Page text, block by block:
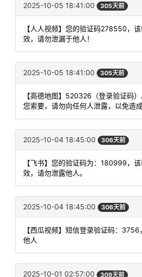
2025-10-05 18:41:00 305天前
【人人视频】您的验证码278550，
效，请勿泄漏于他人！
2025-10-05 18:41:00 305天前
【高德地图】520326（登录验证码
您索要，请勿向任何人泄露，以免造
2025-10-04 18:45:00 306天前
【飞书】您的验证码为：180999，
效，请勿泄露他人。
2025-10-04 18:45:00 306天前
【西瓜视频】短信登录验证码：
他人
2025-10-01 02:57:00 309天前